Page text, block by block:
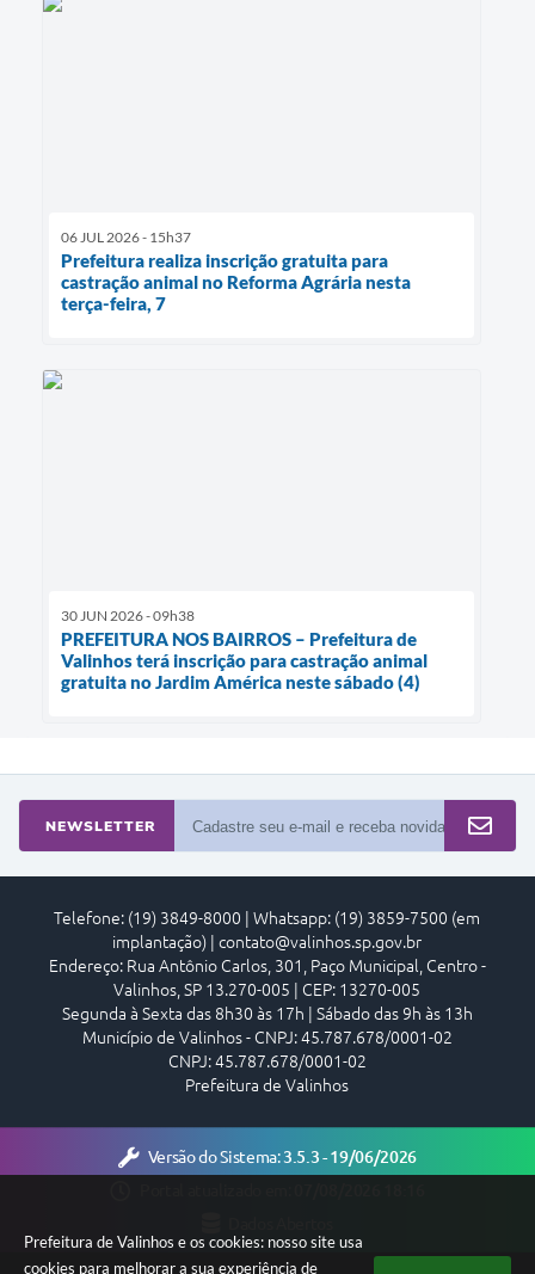
Prefeitura de Valinhos e os cookies: nosso site usa
cookies para melhorar a sua experiência de
06 JUL 2026 - 15h37
Prefeitura realiza inscrição gratuita para
castração animal no Reforma Agrária nesta
terça-feira, 7
30 JUN 2026 - 09h38
PREFEITURA NOS BAIRROS – Prefeitura de
Valinhos terá inscrição para castração animal
gratuita no Jardim América neste sábado (4)
NEWSLETTER
Telefone: (19) 3849-8000 | Whatsapp: (19) 3859-7500 (em
implantação) | contato@valinhos.sp.gov.br
Endereço: Rua Antônio Carlos, 301, Paço Municipal, Centro -
Valinhos, SP 13.270-005 | CEP: 13270-005
Segunda à Sexta das 8h30 às 17h | Sábado das 9h às 13h
Município de Valinhos - CNPJ: 45.787.678/0001-02
CNPJ: 45.787.678/0001-02
Prefeitura de Valinhos
Versão do Sistema:3.5.3 - 19/06/2026